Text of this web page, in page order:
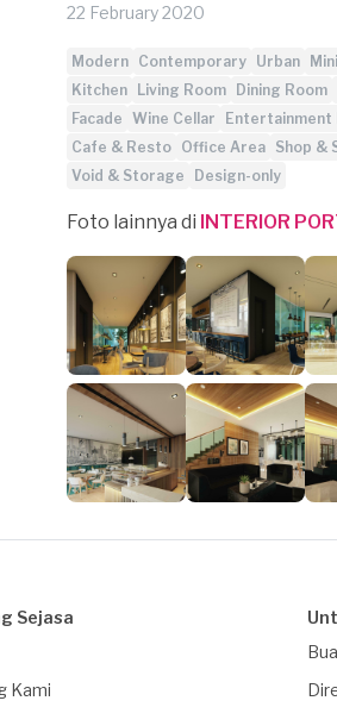
22 February 2020
Modern Contemporary Urban
Kitchen
Living Room Dining Room
Facade Wine Cellar Entertainment
Cafe & Resto Office Area Shop &
Void & Storage
Design-only
Foto lainnya di INTERIOR
Sejasa
Kami